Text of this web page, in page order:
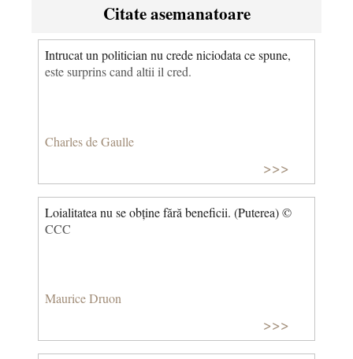
Citate asemanatoare
Intrucat un politician nu crede niciodata ce spune,
este surprins cand altii il cred.
Charles de Gaulle
>>>
Loialitatea nu se obține fără beneficii. (Puterea) ©
CCC
Maurice Druon
>>>